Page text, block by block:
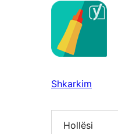
Shkarkim
Hollësi